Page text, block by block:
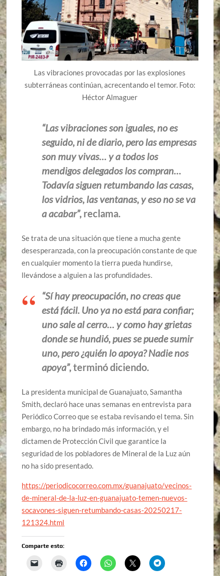
Las vibraciones provocadas por las explosiones
subterráneas continúan, acrecentando el temor. Foto:
Héctor Almaguer
“Las vibraciones son iguales, no es
seguido, ni de diario, pero las empresas
son muy vivas… y a todos los
mendigos delegados los compran…
Todavía siguen retumbando las casas,
los vidrios, las ventanas, y eso no se va
a acabar”, reclama.
Se trata de una situación que tiene a mucha gente
desesperanzada, con la preocupación constante de que
en cualquier momento la tierra pueda hundirse,
llevándose a alguien a las profundidades.
“Sí hay preocupación, no creas que
está fácil. Uno ya no está para confiar;
uno sale al cerro… y como hay grietas
donde se hundió, pues se puede sumir
uno, pero ¿quién lo apoya? Nadie nos
apoya”,terminó diciendo.
La presidenta municipal de Guanajuato, Samantha
Smith, declaró hace unas semanas en entrevista para
Periódico Correo que se estaba revisando el tema. Sin
embargo, no ha brindado más información, y el
dictamen de Protección Civil que garantice la
seguridad de los pobladores de Mineral de la Luz aún
no ha sido presentado.
https://periodicocorreo.com.mx/guanajuato/vecinos-
de-mineral-de-la-luz-en-guanajuato-temen-nuevos-
socavones-siguen-retumbando-casas-20250217-
121324.html
Comparte esto: